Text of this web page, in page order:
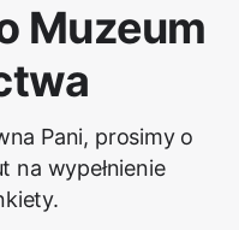
Muzeum
Pani, prosimy o
na wypełnienie